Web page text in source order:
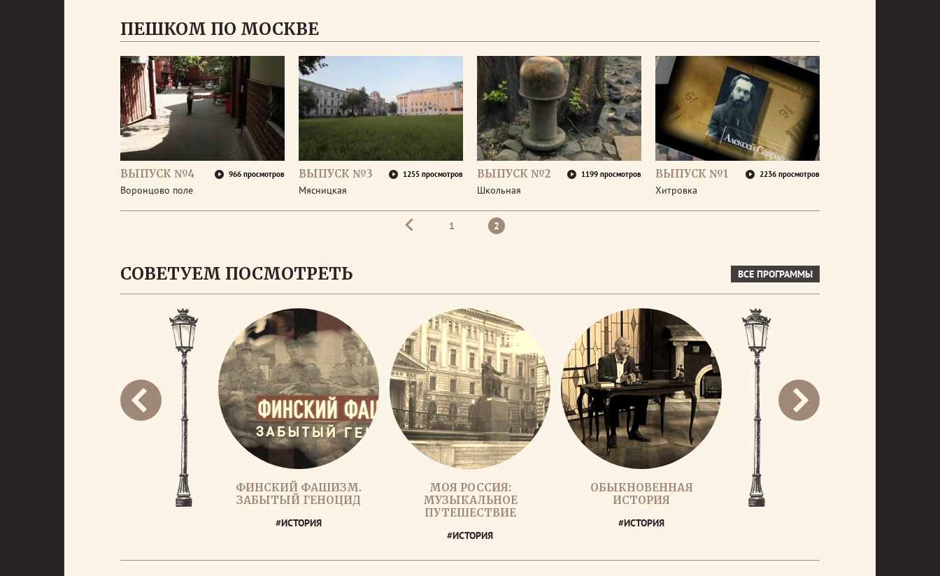
ПЕШКОМ ПО МОСКВЕ
ВЫПУСК №4 966 просмотров
Воронцово поле
ВЫПУСК №3 1255 просмотров
Мясницкая
ВЫПУСК №2 1199 просмотров
Школьная
ВЫПУСК №1 2236 просмотров
Хитровка
1 2
СОВЕТУЕМ ПОСМОТРЕТЬ ВСЕ ПРОГРАММЫ
ФИНСКИЙ ФАШИЗМ.
ЗАБЫТЫЙ ГЕНОЦИД
#ИСТОРИЯ
МОЯ РОССИЯ:
МУЗЫКАЛЬНОЕ
ПУТЕШЕСТВИЕ
#ИСТОРИЯ
ОБЫКНОВЕННАЯ
ИСТОРИЯ
#ИСТОРИЯ